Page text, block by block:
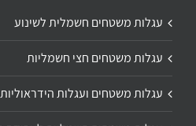
עגלות משטחים חשמלית לשינוע
עגלות משטחים חצי חשמליות
עגלות משטחים ועגלות הידראוליות